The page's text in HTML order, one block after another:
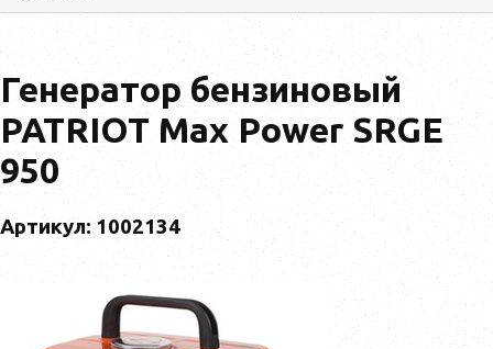
Генератор бензиновый
PATRIOT Max Power SRGE
950
Артикул: 1002134